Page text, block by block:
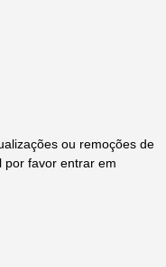
ou remoções de
por favor entrar em